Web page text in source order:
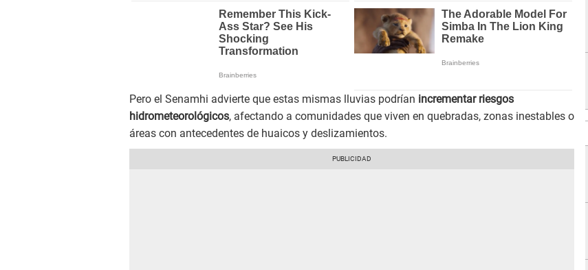
Pero el Senamhi advierte que estas mismas lluvias podrían incrementar riesgos
hidrometeorológicos, afectando a comunidades que viven en quebradas, zonas inestables o
áreas con antecedentes de huaicos y deslizamientos.